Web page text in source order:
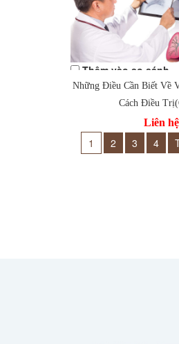
Thêm vào so sánh
Những Điều Cần Biết Về
Cách Điều
Liên hệ
1 2 3 4